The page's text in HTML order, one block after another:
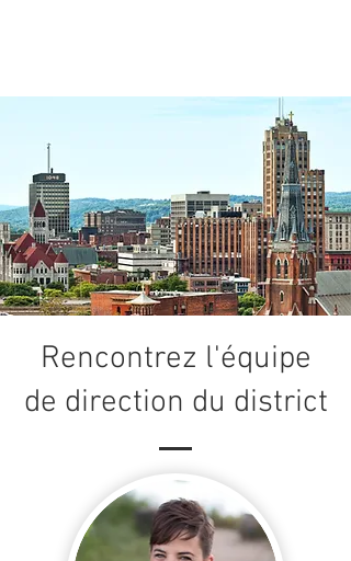
Rencontrez l'équipe
de direction du district